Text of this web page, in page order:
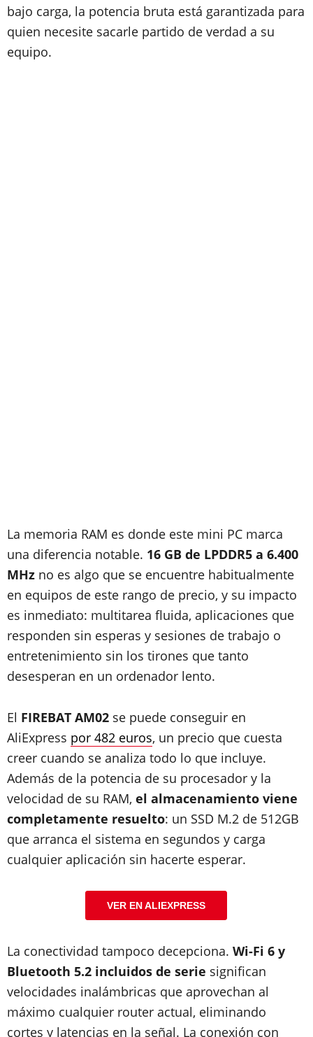
bajo carga, la potencia bruta está garantizada para
quien necesite sacarle partido de verdad a su
equipo.
La memoria RAM es donde este mini PC marca
una diferencia notable. 16 GB de LPDDR5 a 6.400
MHz no es algo que se encuentre habitualmente
en equipos de este rango de precio, y su impacto
es inmediato: multitarea fluida, aplicaciones que
responden sin esperas y sesiones de trabajo o
entretenimiento sin los tirones que tanto
desesperan en un ordenador lento.
El FIREBAT AM02 se puede conseguir en
AliExpress por 482 euros, un precio que cuesta
creer cuando se analiza todo lo que incluye.
Además de la potencia de su procesador y la
velocidad de su RAM, el almacenamiento viene
completamente resuelto: un SSD M.2 de 512GB
que arranca el sistema en segundos y carga
cualquier aplicación sin hacerte esperar.
VER EN ALIEXPRESS
La conectividad tampoco decepciona. Wi-Fi 6 y
Bluetooth 5.2 incluidos de serie significan
velocidades inalámbricas que aprovechan al
máximo cualquier router actual, eliminando
cortes y latencias en la señal. La conexión con